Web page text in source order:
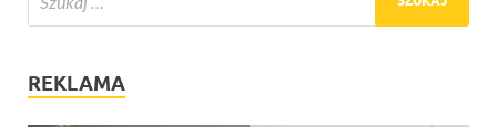
REKLAMA